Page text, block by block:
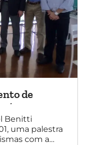
de
Benitti
uma palestra
com a